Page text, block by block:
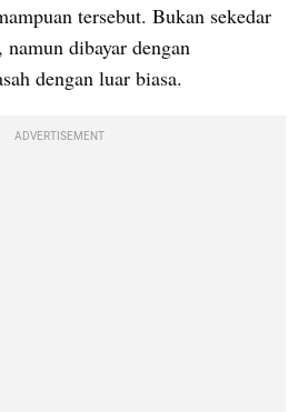
tersebut. Bukan sekedar
namun dibayar dengan
dengan luar biasa.
ADVERTISEMENT